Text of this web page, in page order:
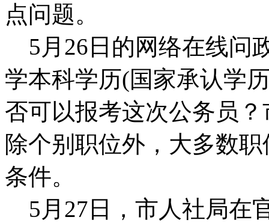
点问题。
5月26日的网络在线问
学本科学历(国家承认学
否可以报考这次公务员
除个别职位外，大多数
条件。
5月27日，市人社局在